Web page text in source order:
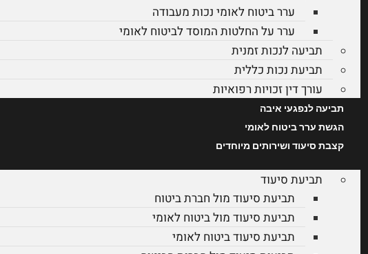
ערר ביטוח לאומי נכות מעבודה
ערר על החלטות המוסד לביטוח לאומי
תביעה לנכות זמנית
תביעת נכות כללית
עורך דין זכויות רפואיות
תביעה לנפגעי איבה
הגשת ערר ביטוח לאומי
קצבת סיעוד ושירותים מיוחדים
תביעת סיעוד
תביעת סיעוד מול חברת ביטוח
תביעת סיעוד מול ביטוח לאומי
תביעת סיעוד ביטוח לאומי